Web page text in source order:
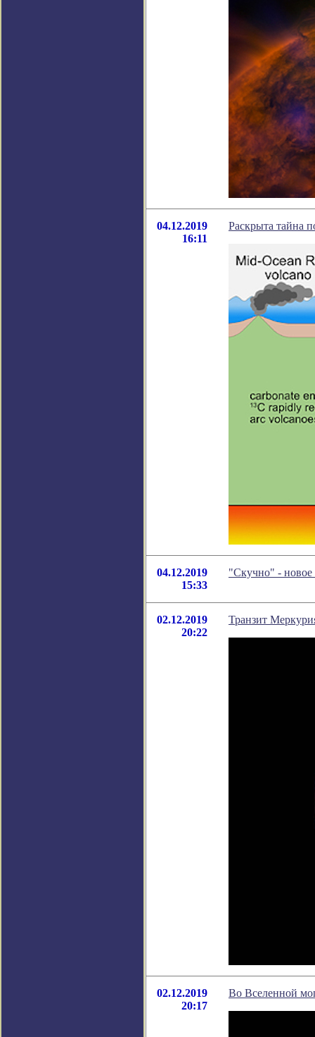
04.12.2019
16:11
Раскрыта тайна
04.12.2019
15:33
"Скучно" - новое
02.12.2019
20:22
Транзит
02.12.2019
20:17
Во Вселенной